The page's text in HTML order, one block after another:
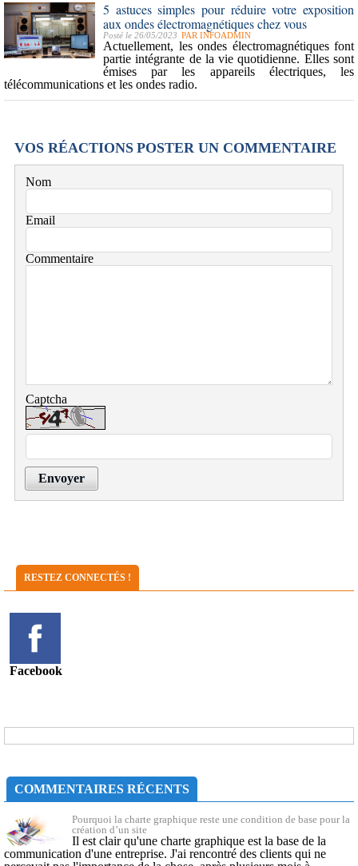
5 astuces simples pour réduire votre exposition
aux ondes électromagnétiques chez vous
Posté le 26/05/2023 PARINFOADMIN
Actuellement, les ondes électromagnétiques font
partie intégrante de la vie quotidienne. Elles sont
émises par les appareils électriques, les
télécommunications et les ondes radio.
VOS RÉACTIONS POSTER UN COMMENTAIRE
Nom
Email
Commentaire
Captcha
Envoyer
RESTEZ CONNECTÉS !
Facebook
COMMENTAIRES RÉCENTS
Pourquoi la charte graphique reste une condition de base pour la
création d’un site
Il est clair qu'une charte graphique est la base de la
communication d'une entreprise. J'ai rencontré des clients qui ne